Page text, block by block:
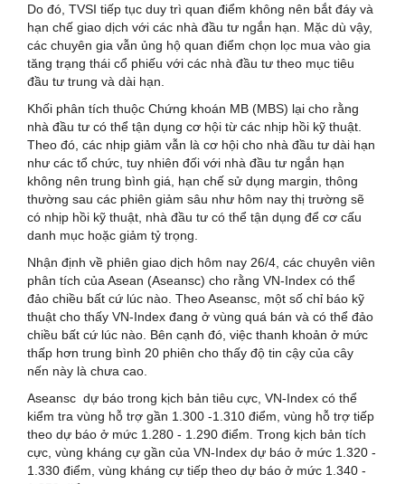
Do đó, TVSI tiếp tục duy trì quan điểm không nên bắt đáy và
hạn chế giao dịch với các nhà đầu tư ngắn hạn. Mặc dù vậy,
các chuyên gia vẫn ủng hộ quan điểm chọn lọc mua vào gia
tăng trạng thái cổ phiếu với các nhà đầu tư theo mục tiêu
đầu tư trung và dài hạn.
Khối phân tích thuộc Chứng khoán MB (MBS) lại cho rằng
nhà đầu tư có thể tận dụng cơ hội từ các nhịp hồi kỹ thuật.
Theo đó, các nhịp giảm vẫn là cơ hội cho nhà đầu tư dài hạn
như các tổ chức, tuy nhiên đối với nhà đầu tư ngắn hạn
không nên trung bình giá, hạn chế sử dụng margin, thông
thường sau các phiên giảm sâu như hôm nay thị trường sẽ
có nhịp hồi kỹ thuật, nhà đầu tư có thể tận dụng để cơ cấu
danh mục hoặc giảm tỷ trọng.
Nhận định về phiên giao dịch hôm nay 26/4, các chuyên viên
phân tích của Asean (Aseansc) cho rằng VN-Index có thể
đảo chiều bất cứ lúc nào. Theo Aseansc, một số chỉ báo kỹ
thuật cho thấy VN-Index đang ở vùng quá bán và có thể đảo
chiều bất cứ lúc nào. Bên cạnh đó, việc thanh khoản ở mức
thấp hơn trung bình 20 phiên cho thấy độ tin cậy của cây
nến này là chưa cao.
Aseansc dự báo trong kịch bản tiêu cực, VN-Index có thể
kiểm tra vùng hỗ trợ gần 1.300 -1.310 điểm, vùng hỗ trợ tiếp
theo dự báo ở mức 1.280 - 1.290 điểm. Trong kịch bản tích
cực, vùng kháng cự gần của VN-Index dự báo ở mức 1.320 -
1.330 điểm, vùng kháng cự tiếp theo dự báo ở mức 1.340 -